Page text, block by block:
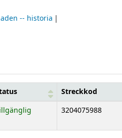
-- historia
Streckkod
3204075988